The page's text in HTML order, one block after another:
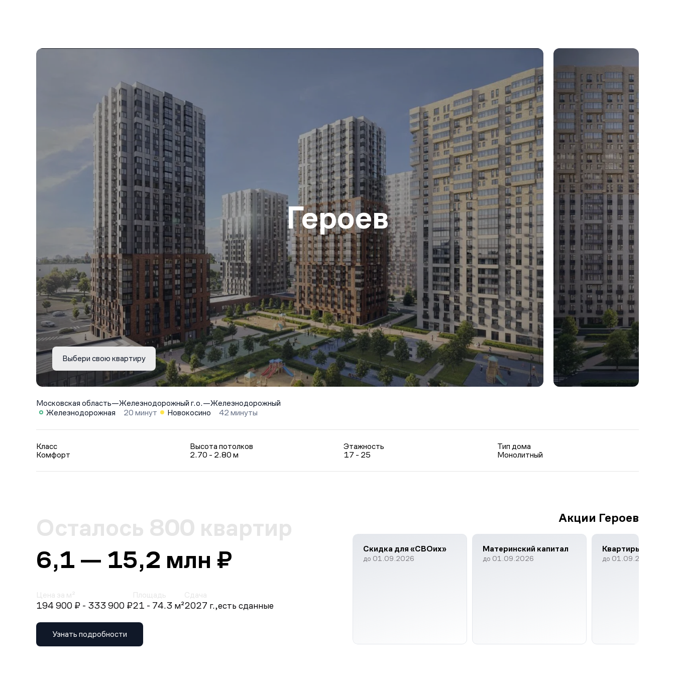
Героев
Выбери свою квартиру
Московская область—Железнодорожный г.о.—Железнодорожный
Железнодорожная
20 минут Новокосино 42 минуты
Класс
Комфорт
Высота потолков
2.70 - 2.80 м
Этажность
17 - 25
Тип дома
Монолитный
Осталось 800 квартир
6,1 — 15,2 млн ₽
Цена за м²
194 900 ₽ - 333 900 ₽
Площадь
21 - 74.3 м²
Сдача
2027 г.,есть сданные
Узнать подробности
Акции Героев
Скидка для «СВОих»
до 01.09.2026
Материнский капитал
до 01.09.2026
Квартиры недели
до 01.09.2026